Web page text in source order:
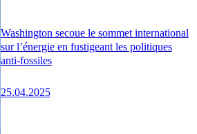
Washington secoue le sommet international
sur l’énergie en fustigeant les politiques
anti-fossiles
25.04.2025